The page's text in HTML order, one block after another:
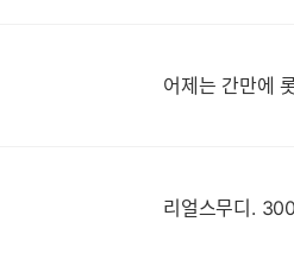
어제는 간만에
리얼스무디.